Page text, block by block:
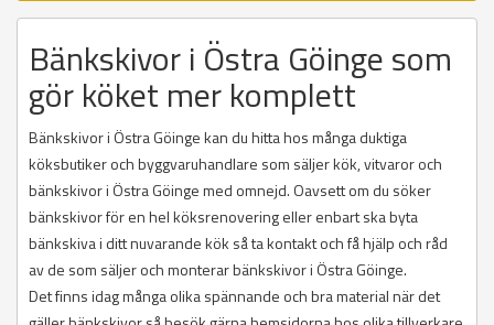
Bänkskivor i Östra Göinge som
gör köket mer komplett
Bänkskivor i Östra Göinge kan du hitta hos många duktiga
köksbutiker och byggvaruhandlare som säljer kök, vitvaror och
bänkskivor i Östra Göinge med omnejd. Oavsett om du söker
bänkskivor för en hel köksrenovering eller enbart ska byta
bänkskiva i ditt nuvarande kök så ta kontakt och få hjälp och råd
av de som säljer och monterar bänkskivor i Östra Göinge.
Det finns idag många olika spännande och bra material när det